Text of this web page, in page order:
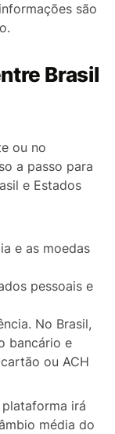
são
Brasil
ou no
a passo para
e Estados
e as moedas
pessoais e
No Brasil,
bancário e
ou ACH
irá
média do